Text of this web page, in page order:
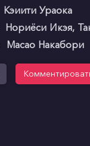
Кэиити Ураока
Нориёси Икэя,
Масао Накабори